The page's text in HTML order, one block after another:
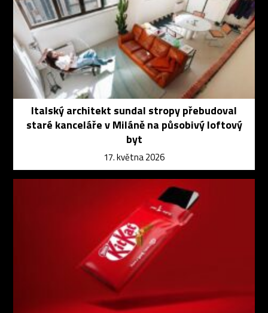
Italský architekt sundal stropy přebudoval
staré kanceláře v Miláně na působivý loftový
byt
17. května 2026